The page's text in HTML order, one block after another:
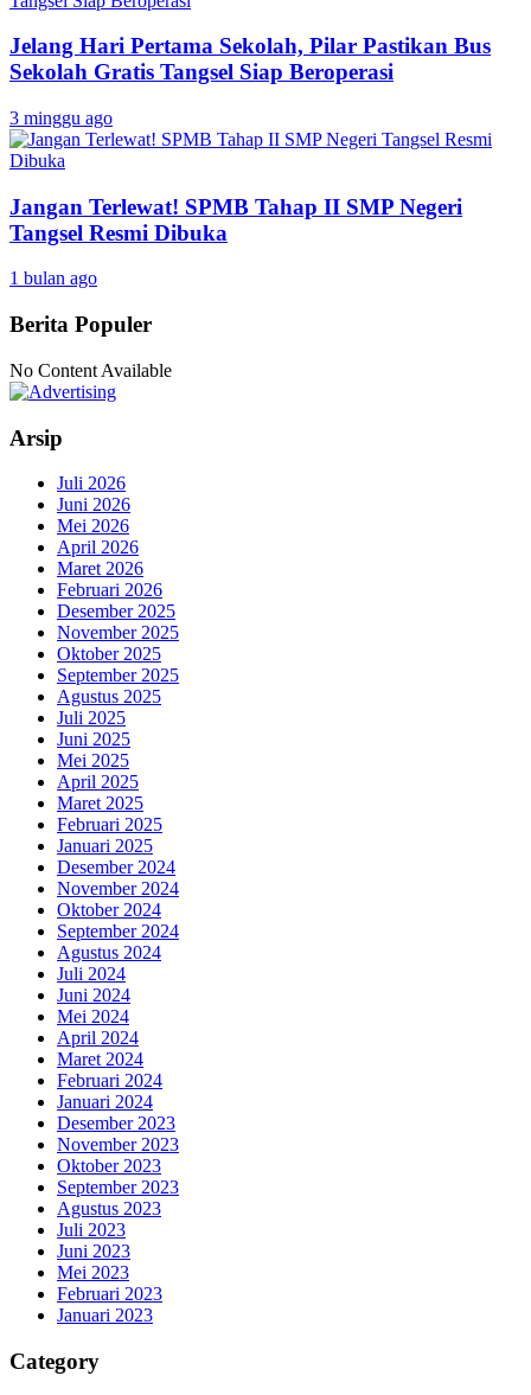
Jelang Hari Pertama Sekolah, Pilar Pastikan Bus
Sekolah Gratis Tangsel Siap Beroperasi
3 minggu ago
Jangan Terlewat! SPMB Tahap II SMP Negeri
Tangsel Resmi Dibuka
1 bulan ago
Berita Populer
No Content Available
Arsip
Juli 2026
Juni 2026
Mei 2026
April 2026
Maret 2026
Februari 2026
Desember 2025
November 2025
Oktober 2025
September 2025
Agustus 2025
Juli 2025
Juni 2025
Mei 2025
April 2025
Maret 2025
Februari 2025
Januari 2025
Desember 2024
November 2024
Oktober 2024
September 2024
Agustus 2024
Juli 2024
Juni 2024
Mei 2024
April 2024
Maret 2024
Februari 2024
Januari 2024
Desember 2023
November 2023
Oktober 2023
September 2023
Agustus 2023
Juli 2023
Juni 2023
Mei 2023
Februari 2023
Januari 2023
Category